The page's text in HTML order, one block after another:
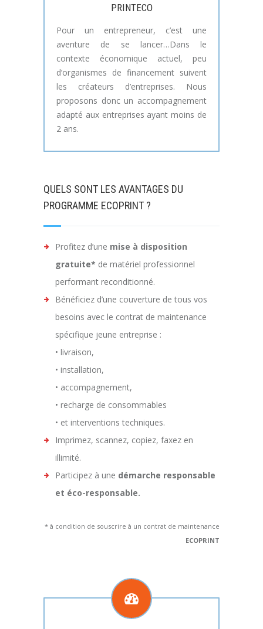
PRINTECO
Pour un entrepreneur, c’est une
aventure de se lancer…Dans le
contexte économique actuel, peu
d’organismes de financement suivent
les créateurs d’entreprises. Nous
proposons donc un accompagnement
adapté aux entreprises ayant moins de
2 ans.
QUELS SONT LES AVANTAGES DU
PROGRAMME ECOPRINT ?
Profitez d’une mise à disposition
gratuite* de matériel professionnel
performant reconditionné.
Bénéficiez d’une couverture de tous vos
besoins avec le contrat de maintenance
spécifique jeune entreprise :
• livraison,
• installation,
• accompagnement,
• recharge de consommables
• et interventions techniques.
Imprimez, scannez, copiez, faxez en
illimité.
Participez à une démarche responsable
et éco-responsable.
* à condition de souscrire à un contrat de maintenance
ECOPRINT